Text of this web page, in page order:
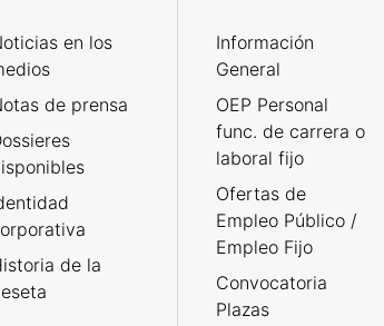
en los
de prensa
de la
Información
General
OEP Personal
func. de carrera o
laboral fijo
Ofertas de
Empleo Público /
Empleo Fijo
Convocatoria
Plazas